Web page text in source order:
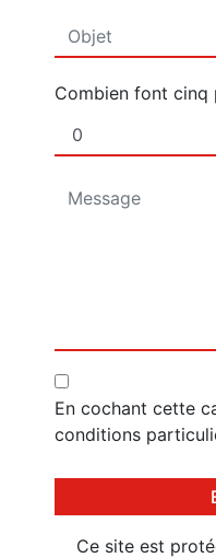
Combien font cinq
En cochant cette
conditions
Ce site est